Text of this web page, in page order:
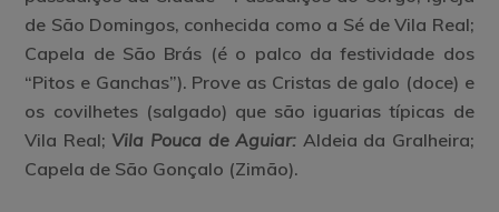
de São Domingos, conhecida como a Sé de Vila Real;
Capela de São Brás (é o palco da festividade dos
“Pitos e Ganchas”). Prove as Cristas de galo (doce) e
os covilhetes (salgado) que são iguarias típicas de
Vila Real; Vila Pouca de Aguiar: Aldeia da Gralheira;
Capela de São Gonçalo (Zimão).